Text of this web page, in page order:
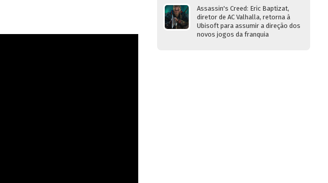
Assassin's Creed: Eric Baptizat,
diretor de AC Valhalla, retorna à
Ubisoft para assumir a direção dos
novos jogos da franquia